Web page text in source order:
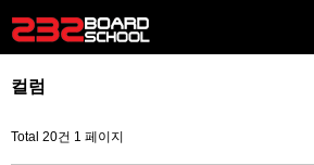
컬럼
Total 20건 1 페이지